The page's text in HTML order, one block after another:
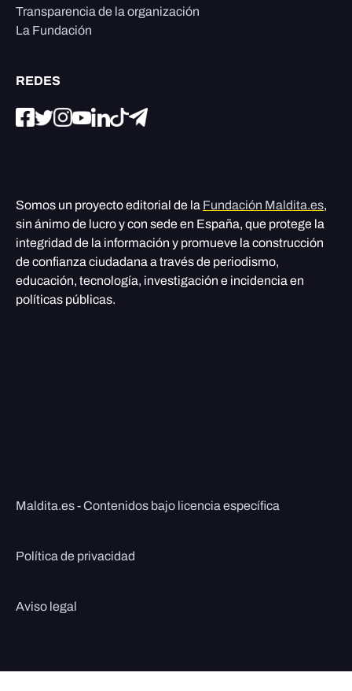
Transparencia de la organización
La Fundación
REDES
Somos un proyecto editorial de la Fundación Maldita.es,
sin ánimo de lucro y con sede en España, que protege la
integridad de la información y promueve la construcción
de confianza ciudadana a través de periodismo,
educación, tecnología, investigación e incidencia en
políticas públicas.
Maldita.es - Contenidos bajo licencia específica
Política de privacidad
Aviso legal